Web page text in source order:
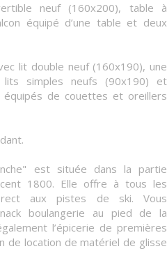
neuf (160x200), table à
équipé d’une table et deux
lit double neuf (160x190), une
lits simples neufs (90x190) et
de couettes et oreillers
est située dans la partie
1800. Elle offre à tous les
aux pistes de ski. Vous
boulangerie au pied de la
l’épicerie de premières
de location de matériel de glisse